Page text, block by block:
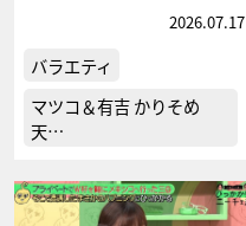
2026.07.17
バラエティ
マツコ＆有吉 かりそめ
天…